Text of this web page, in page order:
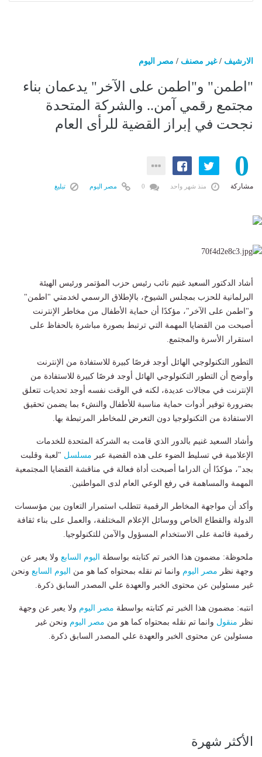
الارشيف /غير مصنف / مصر اليوم
"اطمن" و"اطمن على الآخر" يدعمان بناء
مجتمع رقمي آمن.. والشركة المتحدة
نجحت في إبراز القضية للرأى العام
0
مشاركة منذ شهر واحد مصر اليوم تبليغ
أشاد الدكتور السعيد غنيم نائب رئيس حزب المؤتمر ورئيس الهيئة
البرلمانية للحزب بمجلس الشيوخ، بالإطلاق الرسمي لخدمتي "اطمن"
و"اطمن على الآخر"، مؤكدًا أن حماية الأطفال من مخاطر الإنترنت
أصبحت من القضايا المهمة التي ترتبط بصورة مباشرة بالحفاظ على
استقرار الأسرة والمجتمع.
التطور التكنولوجي الهائل أوجد فرصًا كبيرة للاستفادة من الإنترنت
وأوضح أن التطور التكنولوجي الهائل أوجد فرصًا كبيرة للاستفادة من
الإنترنت في مجالات عديدة، لكنه في الوقت نفسه أوجد تحديات تتعلق
بضرورة توفير أدوات حماية مناسبة للأطفال والنشء بما يضمن تحقيق
الاستفادة من التكنولوجيا دون التعرض للمخاطر المرتبطة بها.
وأشاد السعيد غنيم بالدور الذي قامت به الشركة المتحدة للخدمات
الإعلامية في تسليط الضوء على هذه القضية عبر مسلسل "لعبة وقلبت
بجد"، مؤكدًا أن الدراما أصبحت أداة فعالة في مناقشة القضايا المجتمعية
المهمة والمساهمة في رفع الوعي العام لدى المواطنين.
وأكد أن مواجهة المخاطر الرقمية تتطلب استمرار التعاون بين مؤسسات
الدولة والقطاع الخاص ووسائل الإعلام المختلفة، والعمل على بناء ثقافة
رقمية قائمة على الاستخدام المسؤول والآمن للتكنولوجيا.
ملحوظة: مضمون هذا الخبر تم كتابته بواسطة اليوم السابع ولا يعبر عن
وجهة نظر مصر اليوم وانما تم نقله بمحتواه كما هو من اليوم السابع ونحن
غير مسئولين عن محتوى الخبر والعهدة علي المصدر السابق ذكرة.
انتبه: مضمون هذا الخبر تم كتابته بواسطة مصر اليوم ولا يعبر عن وجهة
نظر منقول وانما تم نقله بمحتواه كما هو من مصر اليوم ونحن غير
مسئولين عن محتوى الخبر والعهدة علي المصدر السابق ذكرة.
الأكثر شهرة